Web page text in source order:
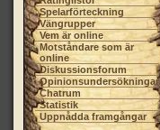
Spelarförteckning
Vängrupper
Vem är online
Motståndare som är
online
Diskussionsforum
Opinionsundersökningar
Chatrum
Statistik
Uppnådda framgångar